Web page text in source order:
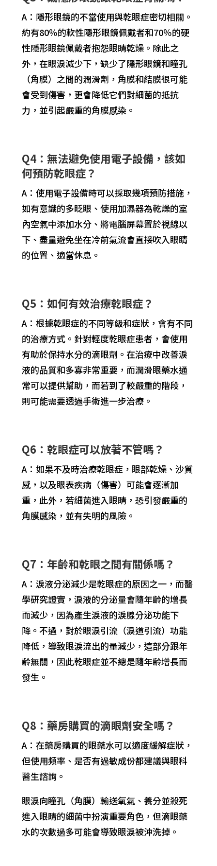
A：隱形眼鏡的不當使用與乾眼症密切相關。
約有80％的軟性隱形眼鏡佩戴者和70％的硬
性隱形眼鏡佩戴者抱怨眼睛乾燥。除此之
外，在眼淚減少下，缺少了隱形眼鏡和瞳孔
（角膜）之間的潤滑劑，角膜和結膜很可能
會受到傷害，更會降低它們對細菌的抵抗
力，並引起嚴重的角膜感染。
Q4：無法避免使用電子設備，該如
何預防乾眼症？
A：使用電子設備時可以採取幾項預防措施，
如有意識的多眨眼、使用加濕器為乾燥的室
內空氣中添加水分、將電腦屏幕置於視線以
下、盡量避免坐在冷前氣流會直接吹入眼睛
的位置、適當休息。
Q5：如何有效治療乾眼症？
A：根據乾眼症的不同等級和症狀，會有不同
的治療方式。針對輕度乾眼症患者，會使用
有助於保持水分的滴眼劑。在治療中改善淚
液的品質和多寡非常重要，而潤滑眼藥水通
常可以提供幫助，而若到了較嚴重的階段，
則可能需要透過手術進一步治療。
Q6：乾眼症可以放著不管嗎？
A：如果不及時治療乾眼症，眼部乾燥、沙質
感，以及眼表疾病（傷害）可能會逐漸加
重，此外，若細菌進入眼睛，恐引發嚴重的
角膜感染，並有失明的風險。
Q7：年齡和乾眼之間有關係嗎？
A：淚液分泌減少是乾眼症的原因之一，而醫
學研究證實，淚液的分泌量會隨年齡的增長
而減少，因為產生淚液的淚腺分泌功能下
降。不過，對於眼淚引流（淚道引流）功能
降低，導致眼淚流出的量減少，這部分跟年
齡無關，因此乾眼症並不總是隨年齡增長而
發生。
Q8：藥房購買的滴眼劑安全嗎？
A：在藥房購買的眼藥水可以適度緩解症狀，
但使用頻率、是否有過敏成份都建議與眼科
醫生諮詢。
眼淚向瞳孔（角膜）輸送氧氣、養分並殺死
進入眼睛的細菌中扮演重要角色，但滴眼藥
水的次數過多可能會導致眼淚被沖洗掉。